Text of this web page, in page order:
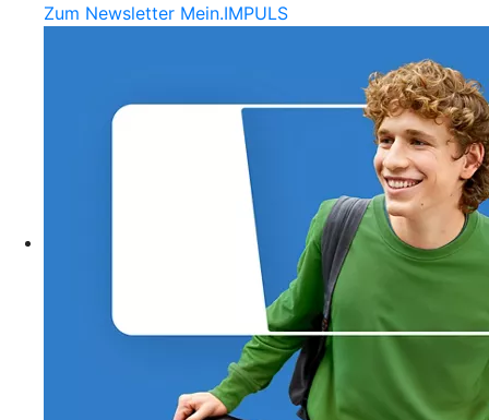
Zum Newsletter Mein.IMPULS